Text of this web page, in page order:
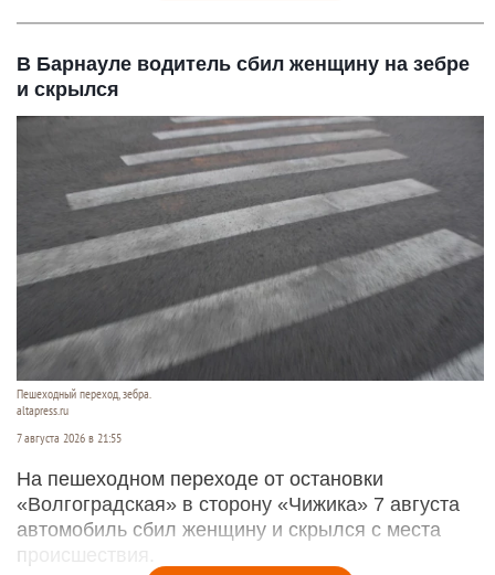
Морпех выжил после удара молнии и встречи с медведем
соцсети Дмитрия Хубезова
7 августа 2026 в 22:15
Морской пехотинец, который приехал в отпуск на
Алтай, пережил чудовищную серию событий.
Читать полностью
В Барнауле водитель сбил женщину на зебре
и скрылся